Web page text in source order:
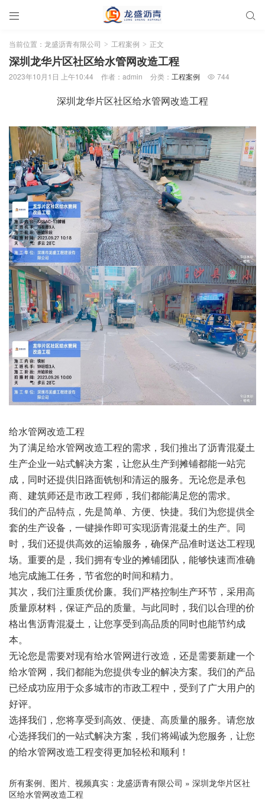
 
当前位置： 龙盛沥青有限公司 > 工程案例 > 正文
深圳龙华片区社区给水管网改造工程
2023年10月1日 上午10:44 作者：admin 分类： 工程案例  744
深圳龙华片区社区给水管网改造工程
给水管网改造工程
为了满足给水管网改造工程的需求，我们推出了沥青混凝土
生产企业一站式解决方案，让您从生产到摊铺都能一站完
成，同时还提供旧路面铣刨和清运的服务。无论您是承包
商、建筑师还是市政工程师，我们都能满足您的需求。
我们的产品特点，先是简单、方便、快捷。我们为您提供全
套的生产设备，一键操作即可实现沥青混凝土的生产。同
时，我们还提供高效的运输服务，确保产品准时送达工程现
场。重要的是，我们拥有专业的摊铺团队，能够快速而准确
地完成施工任务，节省您的时间和精力。
其次，我们注重质优价廉。我们严格控制生产环节，采用高
质量原材料，保证产品的质量。与此同时，我们以合理的价
格出售沥青混凝土，让您享受到高品质的同时也能节约成
本。
无论您是需要对现有给水管网进行改造，还是需要新建一个
给水管网，我们都能为您提供专业的解决方案。我们的产品
已经成功应用于众多城市的市政工程中，受到了广大用户的
好评。
选择我们，您将享受到高效、便捷、高质量的服务。请您放
心选择我们的一站式解决方案，我们将竭诚为您服务，让您
的给水管网改造工程变得更加轻松和顺利！
所有案例、图片、视频真实： 龙盛沥青有限公司 » 深圳龙华片区社
区给水管网改造工程